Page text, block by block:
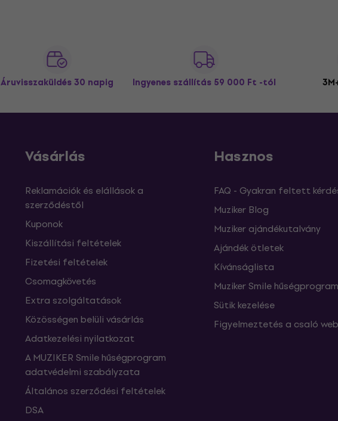
Áruvisszaküldés 30 napig Ingyenes szállítás 59 000 Ft -tól
Vásárlás
Reklamációk és elállások a
szerződéstől
Kuponok
Kiszállítási feltételek
Fizetési feltételek
Csomagkövetés
Extra szolgáltatások
Közösségen belüli vásárlás
Adatkezelési nyilatkozat
A MUZIKER Smile hűségprogram
adatvédelmi szabályzata
Általános szerződési feltételek
DSA
Hasznos
FAQ - Gyakran feltett
Muziker Blog
Muziker ajándékutalvány
Ajándék ötletek
Kívánságlista
Muziker Smile hűségprogram
Sütik kezelése
Figyelmeztetés a csaló